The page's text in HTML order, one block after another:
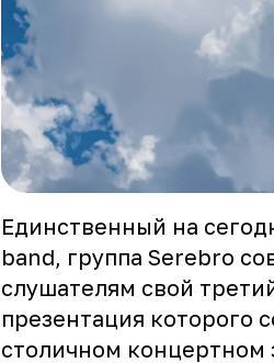
Единственный на
band, группа Serebro
слушателям свой
презентация которого
столичном концертном